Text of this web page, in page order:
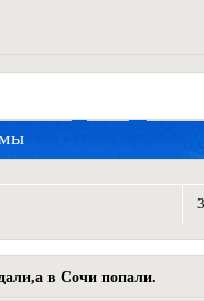
в Сочи попали.